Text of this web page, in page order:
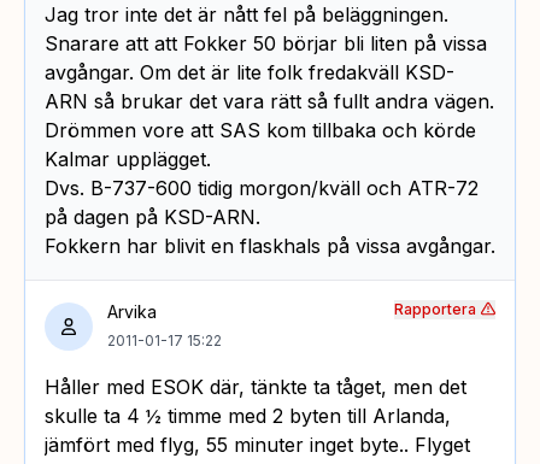
Jag tror inte det är nått fel på beläggningen.
Snarare att att Fokker 50 börjar bli liten på vissa
avgångar. Om det är lite folk fredakväll KSD-
ARN så brukar det vara rätt så fullt andra vägen.
Drömmen vore att SAS kom tillbaka och körde
Kalmar upplägget.
Dvs. B-737-600 tidig morgon/kväll och ATR-72
på dagen på KSD-ARN.
Fokkern har blivit en flaskhals på vissa avgångar.
Arvika
2011-01-17 15:22
Håller med ESOK där, tänkte ta tåget, men det
skulle ta 4 ½ timme med 2 byten till Arlanda,
jämfört med flyg, 55 minuter inget byte.. Flyget
Rapportera